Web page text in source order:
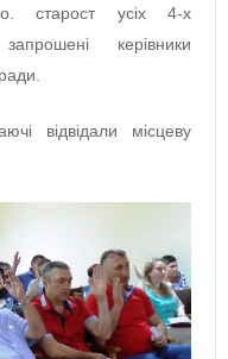
старост усіх 4-х
керівники
відвідали місцеву